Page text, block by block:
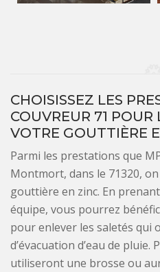
CHOISISSEZ LES
COUVREUR 71 POUR
VOTRE GOUTTIÈRE
Parmi les prestations que
Montmort, dans le 71320,
gouttière en zinc. En
équipe, vous pourrez
pour enlever les saletés qui
d’évacuation d’eau de
utiliseront une brosse ou